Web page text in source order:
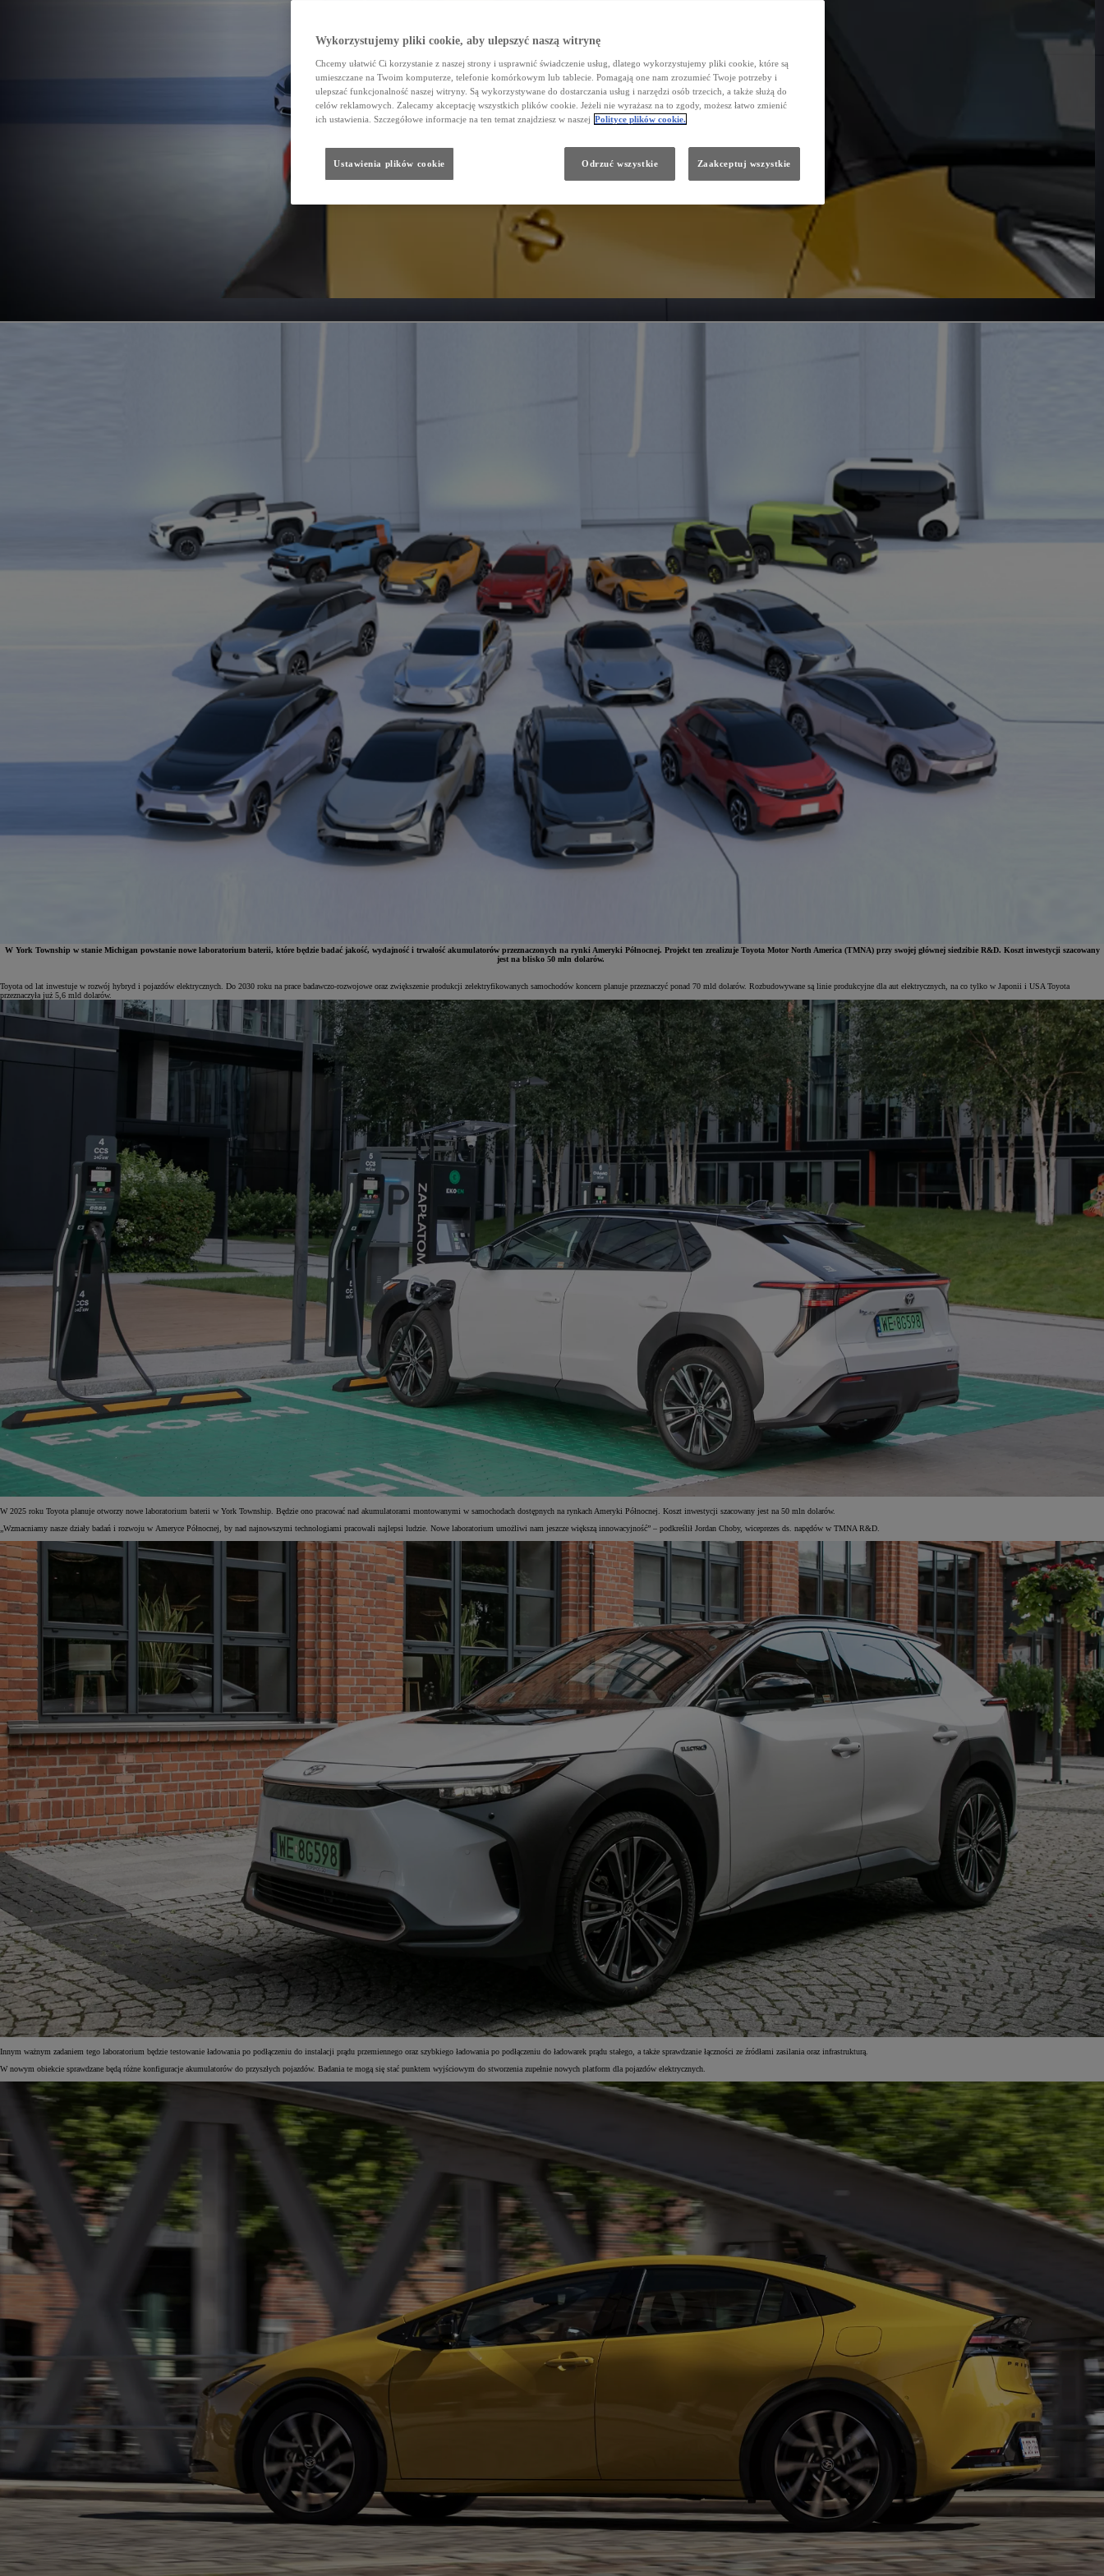
Od81 900 zł
Yaris Cross
HYBRID
Od
Corolla Hatchback
HYBRID
W York Township w stanie Michigan powstanie nowe laboratorium baterii, które będzie badać jakość, wydajność i trwałość akumulatorów przeznaczonych na rynki Ameryki Północnej. Projekt ten zrealizuje Toyota Motor North America (TMNA) przy swojej głównej siedzibie R&D. Koszt inwestycji szacowany
jest na blisko 50 mln dolarów.
Toyota od lat inwestuje w rozwój hybryd i pojazdów elektrycznych. Do 2030 roku na prace badawczo-rozwojowe oraz zwiększenie produkcji zelektryfikowanych samochodów koncern planuje przeznaczyć ponad 70 mld dolarów. Rozbudowywane są linie produkcyjne dla aut elektrycznych, na co tylko w Japonii i USA Toyota
przeznaczyła już 5,6 mld dolarów.
W 2025 roku Toyota planuje otworzy nowe laboratorium baterii w York Township. Będzie ono pracować nad akumulatorami montowanymi w samochodach dostępnych na rynkach Ameryki Północnej. Koszt inwestycji szacowany jest na 50 mln dolarów.
„Wzmacniamy nasze działy badań i rozwoju w Ameryce Północnej, by nad najnowszymi technologiami pracowali najlepsi ludzie. Nowe laboratorium umożliwi nam jeszcze większą innowacyjność” – podkreślił Jordan Choby, wiceprezes ds. napędów w TMNA R&D.
Innym ważnym zadaniem tego laboratorium będzie testowanie ładowania po podłączeniu do instalacji prądu przemiennego oraz szybkiego ładowania po podłączeniu do ładowarek prądu stałego, a także sprawdzanie łączności ze źródłami zasilania oraz infrastrukturą.
W nowym obiekcie sprawdzane będą różne konfiguracje akumulatorów do przyszłych pojazdów. Badania te mogą się stać punktem wyjściowym do stworzenia zupełnie nowych platform dla pojazdów elektrycznych.
Wykorzystujemy pliki cookie, aby ulepszyć naszą witrynę
Chcemy ułatwić Ci korzystanie z naszej strony i usprawnić świadczenie usług, dlatego wykorzystujemy pliki cookie, które są
umieszczane na Twoim komputerze, telefonie komórkowym lub tablecie. Pomagają one nam zrozumieć Twoje potrzeby i
ulepszać funkcjonalność naszej witryny. Są wykorzystywane do dostarczania usług i narzędzi osób trzecich, a także służą do
celów reklamowych. Zalecamy akceptację wszystkich plików cookie. Jeżeli nie wyrażasz na to zgody, możesz łatwo zmienić
ich ustawienia. Szczegółowe informacje na ten temat znajdziesz w naszej Polityce plików cookie.
Ustawienia plików cookie Odrzuć wszystkie Zaakceptuj wszystkie